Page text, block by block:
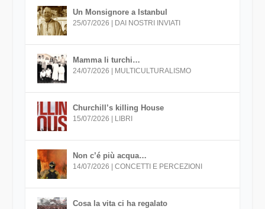
Un Monsignore a Istanbul
25/07/2026 | DAI NOSTRI INVIATI
Mamma li turchi…
24/07/2026 | MULTICULTURALISMO
Churchill’s killing House
15/07/2026 | LIBRI
Non c’é più acqua…
14/07/2026 | CONCETTI E PERCEZIONI
Cosa la vita ci ha regalato